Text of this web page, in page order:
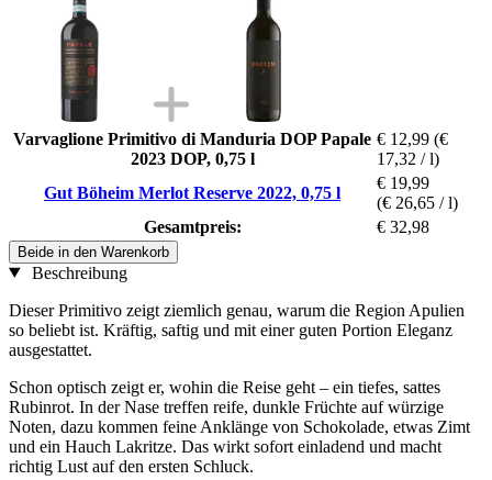
Varvaglione Primitivo di Manduria DOP Papale
2023 DOP, 0,75 l
€ 12,99 (€
17,32 / l)
Gut Böheim Merlot Reserve 2022, 0,75 l
€ 19,99
(€ 26,65 / l)
Gesamtpreis:
€ 32,98
Beide in den Warenkorb
Beschreibung
Dieser Primitivo zeigt ziemlich genau, warum die Region Apulien
so beliebt ist. Kräftig, saftig und mit einer guten Portion Eleganz
ausgestattet.
Schon optisch zeigt er, wohin die Reise geht – ein tiefes, sattes
Rubinrot. In der Nase treffen reife, dunkle Früchte auf würzige
Noten, dazu kommen feine Anklänge von Schokolade, etwas Zimt
und ein Hauch Lakritze. Das wirkt sofort einladend und macht
richtig Lust auf den ersten Schluck.